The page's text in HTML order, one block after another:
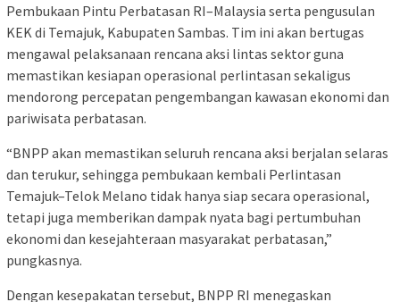
Pembukaan Pintu Perbatasan RI–Malaysia serta pengusulan
KEK di Temajuk, Kabupaten Sambas. Tim ini akan bertugas
mengawal pelaksanaan rencana aksi lintas sektor guna
memastikan kesiapan operasional perlintasan sekaligus
mendorong percepatan pengembangan kawasan ekonomi dan
pariwisata perbatasan.
“BNPP akan memastikan seluruh rencana aksi berjalan selaras
dan terukur, sehingga pembukaan kembali Perlintasan
Temajuk–Telok Melano tidak hanya siap secara operasional,
tetapi juga memberikan dampak nyata bagi pertumbuhan
ekonomi dan kesejahteraan masyarakat perbatasan,”
pungkasnya.
Dengan kesepakatan tersebut, BNPP RI menegaskan